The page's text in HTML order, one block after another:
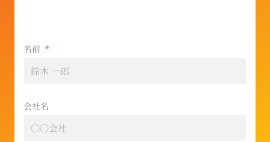
名前
会社名